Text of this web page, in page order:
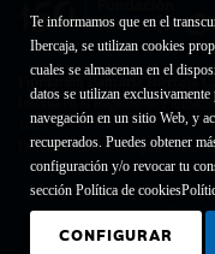
Te informamos que en el
Ibercaja, se utilizan cookies
cuales se almacenan en el
datos se utilizan
navegación en un sitio Web, y
recuperados. Puedes obtener
configuración y/o revocar tu
sección Política de cookies
CONFIGURAR
Fundación Bancaria Ibercaja
Inscrita en el Registro de
1689.
Domicilio social: Joaquín Costa,
Aviso